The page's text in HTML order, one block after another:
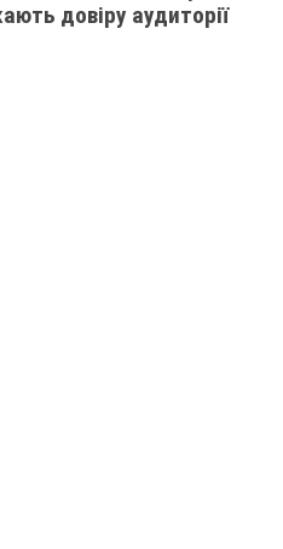
довіру аудиторії